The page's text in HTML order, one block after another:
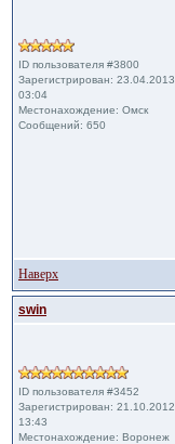
ID пользователя #3800
Зарегистрирован: 23.04.2013,
03:04
Местонахождение: Омск
Сообщений: 650
Наверх
swin
ID пользователя #3452
Зарегистрирован: 21.10.2012,
13:43
Местонахождение: Воронеж